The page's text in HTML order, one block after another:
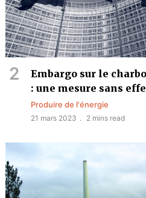
Embargo sur le
: une mesure sans
Produire de l'énergie
21 mars 2023 2 mins read